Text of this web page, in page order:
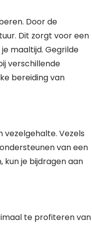
Door de
Dit zorgt voor een
maaltijd. Gegrilde
verschillende
bereiding van
vezelgehalte. Vezels
van een
kun je bijdragen aan
te profiteren van